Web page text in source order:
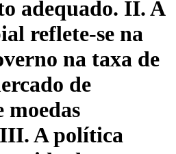
adequado. II. A
reflete-se na
na taxa de
de
moedas
A política